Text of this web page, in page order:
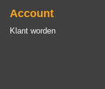
Account
Klant worden